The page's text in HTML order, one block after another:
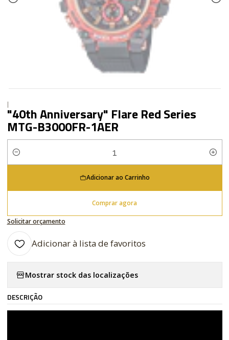
|
"40th Anniversary" Flare Red Series
MTG-B3000FR-1AER
Quantidade
Adicionar ao Carrinho
Comprar agora
Solicitar orçamento
Adicionar à lista de favoritos
Mostrar stock das localizações
DESCRIÇÃO